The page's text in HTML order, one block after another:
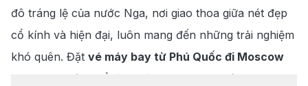
5.1.
Thời điểm lý tưởng để khám phá vẻ đẹp
Moscow
5.2
Những địa điểm tham quan nổi bật ở
Moscow
đô tráng lệ của nước Nga, nơi giao thoa giữa nét đẹp
cổ kính và hiện đại, luôn mang đến những trải nghiệm
khó quên. Đặt vé máy bay từ Phú Quốc đi Moscow
190 Booking
để tận hưởng dịch vụ uy tín, lịch bay